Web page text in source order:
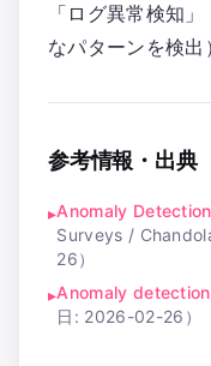
「ログ異常検知
なパターンを検出
参考情報・出典
▸Anomaly
Surveys /
26）
▸Anomaly
日: 2026-02-26 ）